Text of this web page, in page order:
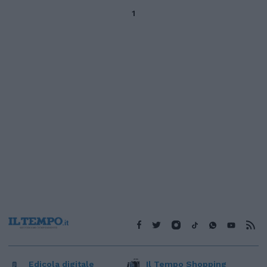
1
Edicola digitale Il Tempo Shopping